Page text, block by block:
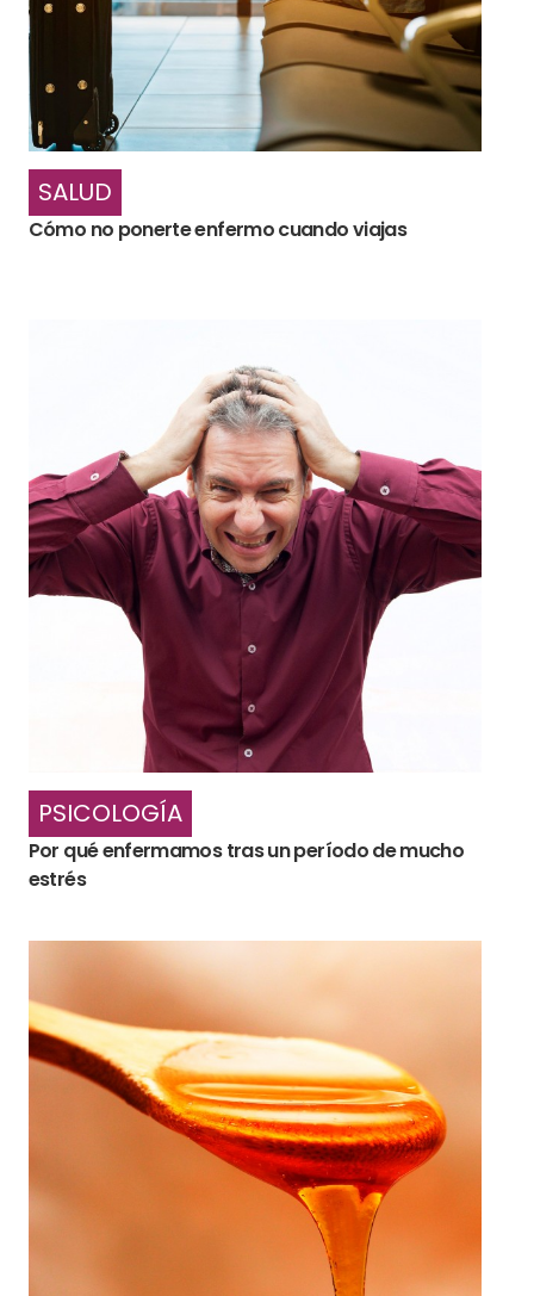
SALUD
Cómo no ponerte enfermo cuando viajas
PSICOLOGÍA
Por qué enfermamos tras un período de mucho
estrés